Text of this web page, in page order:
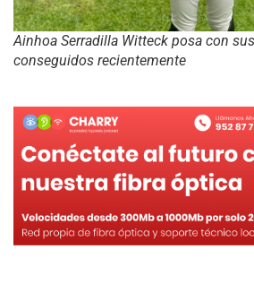
Ainhoa Serradilla Witteck posa con
conseguidos recientemente